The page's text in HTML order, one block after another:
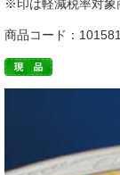
※印は軽減税率対象
商品コード：